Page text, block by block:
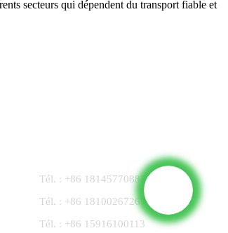
secteurs qui dépendent du transport fiable et
Tél. : +86 18145770882
Tél. : +86 18100267267
Tél. : +86 15916100113